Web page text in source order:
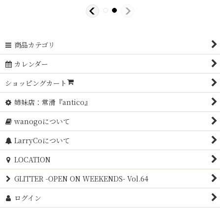
商品カテゴリ
カレンダー
ショッピングカート
姉妹店：常滑『antico』
wanogoについて
LarryCoについて
LOCATION
GLITTER -OPEN ON WEEKENDS- Vol.64
ログイン